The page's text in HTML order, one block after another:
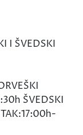
ŠVEDSKI